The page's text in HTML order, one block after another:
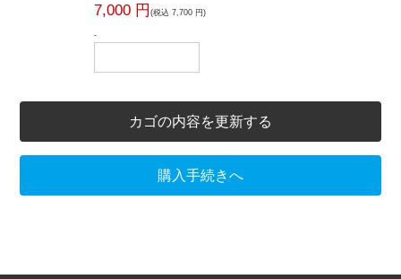
7,000 円 (税込 7,700 円)
-
カゴの内容を更新する
購入手続きへ